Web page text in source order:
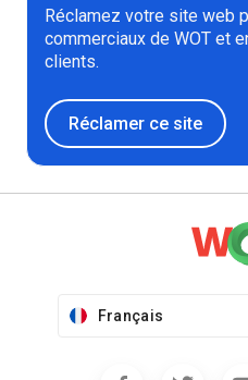
Réclamez votre site web
commerciaux de WOT et
clients.
Réclamer ce site
Français